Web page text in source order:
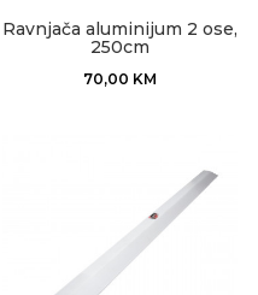
Ravnjača aluminijum 2 ose,
250cm
70,00 KM